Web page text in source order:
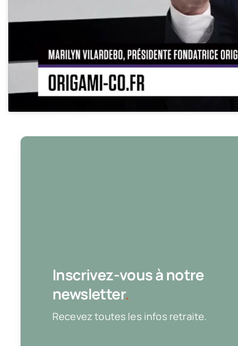
Inscrivez-vous à notre
newsletter.
Recevez toutes les infos retraite.